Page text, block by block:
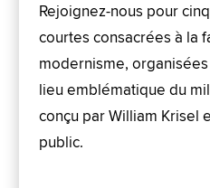
Rejoignez-nous pour
courtes consacrées à la
modernisme,
lieu emblématique du
conçu par William Krisel
public.